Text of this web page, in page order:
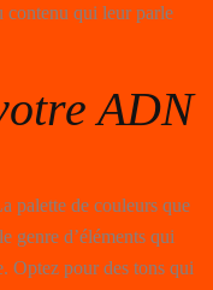
contenu qui leur parle
ADN
palette de couleurs que
genre d’éléments qui
Optez pour des tons qui